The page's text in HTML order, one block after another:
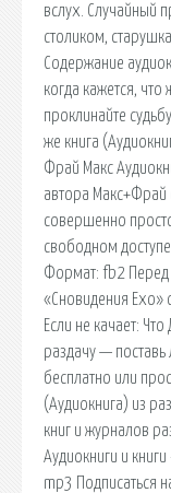
вслух. Случайный
столиком,
Содержание
когда кажется, что
проклинайте
же книга
Фрай Макс
автора Макс+Фрай
совершенно
свободном
Формат: fb2 Перед
«Сновидения Ехо»
Если не качает:
раздачу — поставь
бесплатно или
(Аудиокнига) из
книг и журналов
Аудиокниги и
mp3 Подписаться